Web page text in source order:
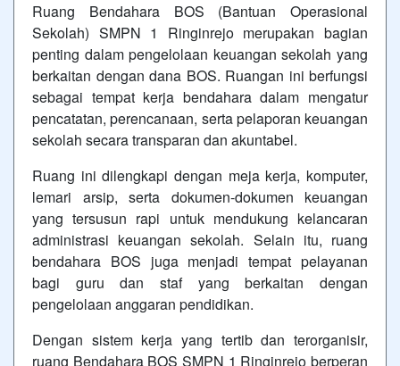
Ruang Bendahara BOS (Bantuan Operasional
Sekolah) SMPN 1 Ringinrejo merupakan bagian
penting dalam pengelolaan keuangan sekolah yang
berkaitan dengan dana BOS. Ruangan ini berfungsi
sebagai tempat kerja bendahara dalam mengatur
pencatatan, perencanaan, serta pelaporan keuangan
sekolah secara transparan dan akuntabel.
Ruang ini dilengkapi dengan meja kerja, komputer,
lemari arsip, serta dokumen-dokumen keuangan
yang tersusun rapi untuk mendukung kelancaran
administrasi keuangan sekolah. Selain itu, ruang
bendahara BOS juga menjadi tempat pelayanan
bagi guru dan staf yang berkaitan dengan
pengelolaan anggaran pendidikan.
Dengan sistem kerja yang tertib dan terorganisir,
ruang Bendahara BOS SMPN 1 Ringinrejo berperan